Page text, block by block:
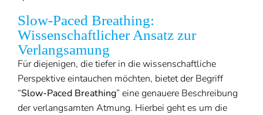
Slow-Paced Breathing:
Wissenschaftlicher Ansatz zur
Verlangsamung
Für diejenigen, die tiefer in die wissenschaftliche
Perspektive eintauchen möchten, bietet der Begriff
“Slow-Paced Breathing” eine genauere Beschreibung
der verlangsamten Atmung. Hierbei geht es um die